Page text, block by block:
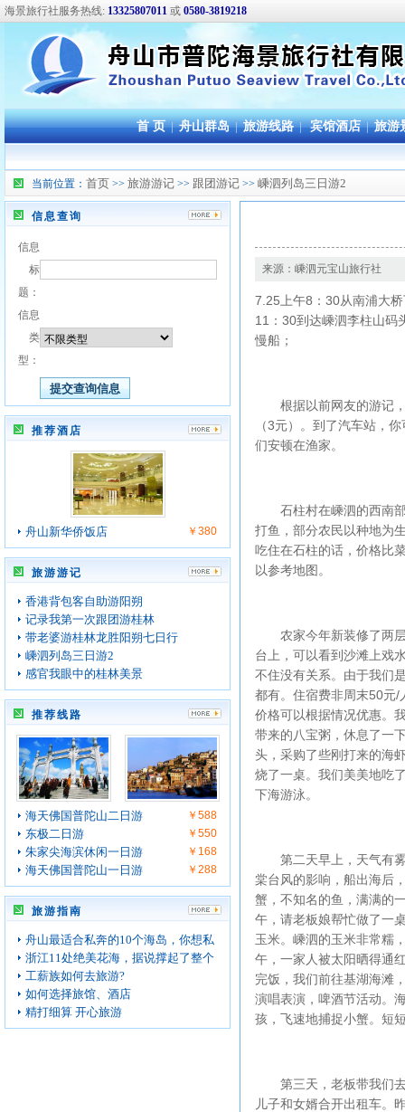
海景旅行社服务热线: 13325807011 或 0580-3819218
首 页 | 舟山群岛 | 旅游线路 | 宾馆酒店 | 旅游
当前位置： 首页 >> 旅游游记 >> 跟团游记 >> 嵊泗列岛三日游2
信息查询
信息
标
题：
信息
类
型：
推荐酒店
舟山新华侨饭店 ￥380
旅游游记
香港背包客自助游阳朔
记录我第一次跟团游桂林
带老婆游桂林龙胜阳朔七日行
嵊泗列岛三日游2
感官我眼中的桂林美景
推荐线路
海天佛国普陀山二日游 ￥588
东极二日游 ￥550
朱家尖海滨休闲一日游 ￥168
海天佛国普陀山一日游 ￥288
旅游指南
舟山最适合私奔的10个海岛，你想私
浙江11处绝美花海，据说撑起了整个
工薪族如何去旅游?
如何选择旅馆、酒店
精打细算 开心旅游
来源：嵊泗元宝山旅行社
7.25上午8：30从南浦大
11：30到达嵊泗李柱山码
慢船；
根据以前网友的游记，
（3元）。到了汽车站，
们安顿在渔家。
石柱村在嵊泗的西南部
打鱼，部分农民以种地为
吃住在石柱的话，价格比
以参考地图。
农家今年新装修了两层
台上，可以看到沙滩上戏
不住没有关系。由于我们
都有。住宿费非周末50元
价格可以根据情况优惠。
带来的八宝粥，休息了一
头，采购了些刚打来的海
烧了一桌。我们美美地吃
下海游泳。
第二天早上，天气有雾
棠台风的影响，船出海后
蟹，不知名的鱼，满满的
午，请老板娘帮忙做了一
玉米。嵊泗的玉米非常糯
午，一家人被太阳晒得通
完饭，我们前往基湖海滩
演唱表演，啤酒节活动。
孩，飞速地捕捉小蟹。短
第三天，老板带我们去
儿子和女婿合开出租车。